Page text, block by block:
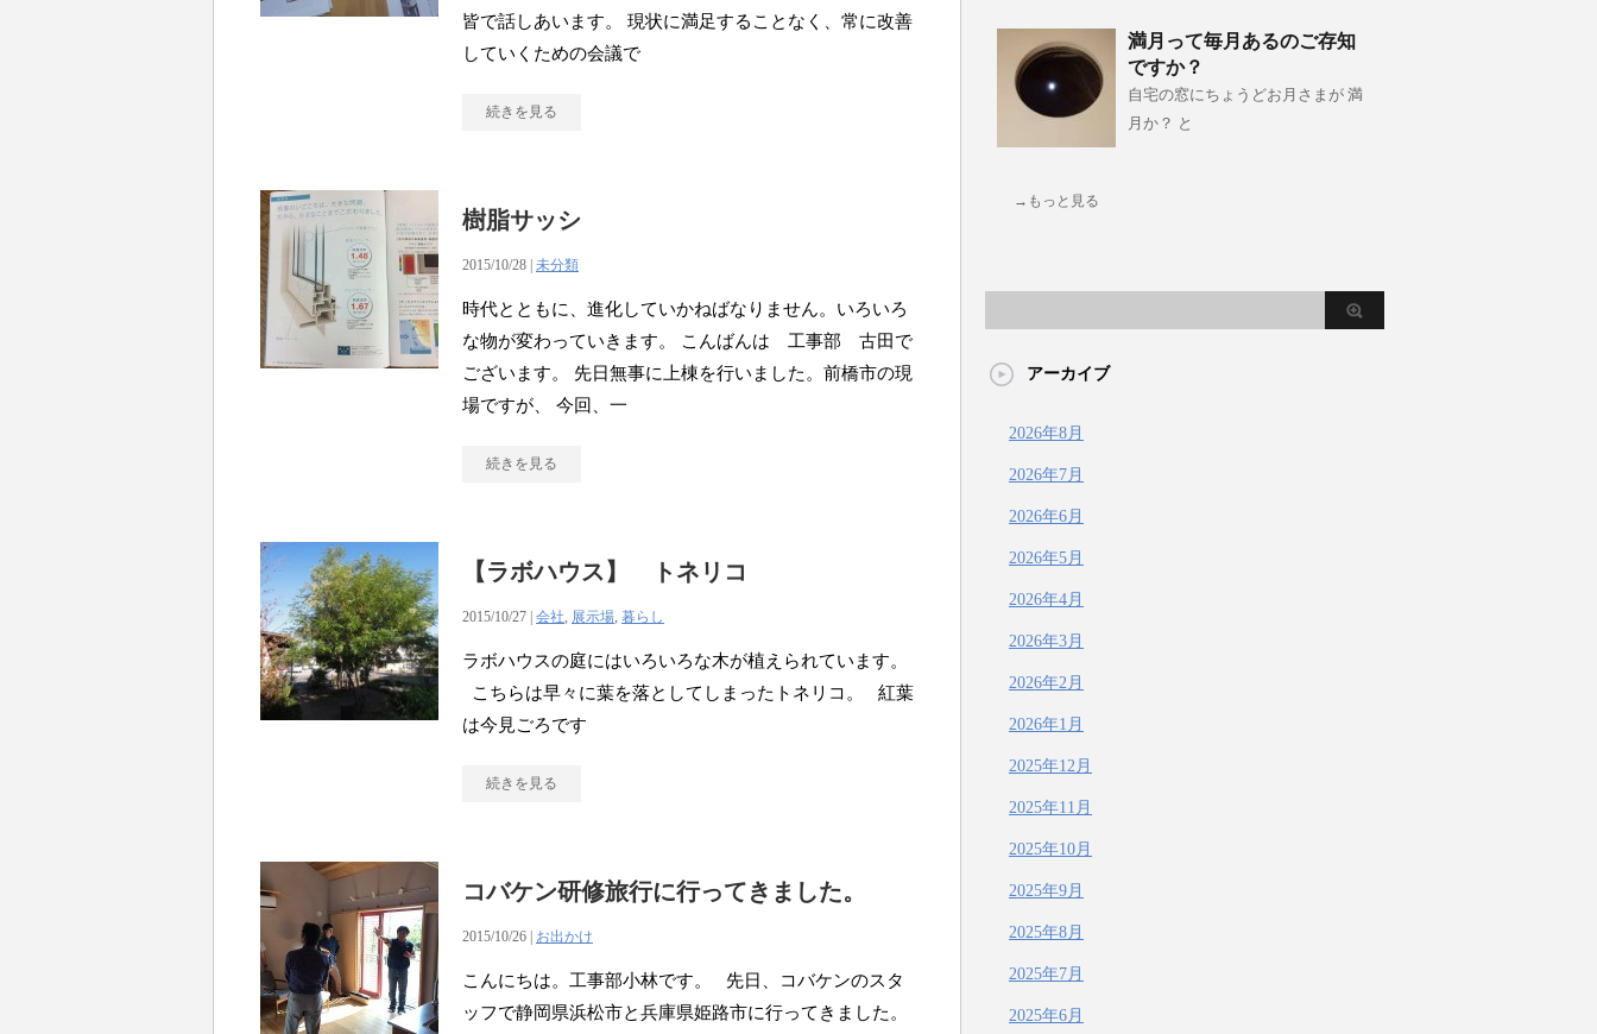
皆で話しあいます。 現状に満足することなく、常に改善
していくための会議で
続きを見る
樹脂サッシ
2015/10/28 | 未分類
時代とともに、進化していかねばなりません。いろいろ
な物が変わっていきます。 こんばんは 工事部 古田で
ございます。 先日無事に上棟を行いました。前橋市の現
場ですが、 今回、一
続きを見る
【ラボハウス】 トネリコ
2015/10/27 | 会社, 展示場, 暮らし
ラボハウスの庭にはいろいろな木が植えられています。
こちらは早々に葉を落としてしまったトネリコ。 紅葉
は今見ごろです
続きを見る
コバケン研修旅行に行ってきました。
2015/10/26 | お出かけ
こんにちは。工事部小林です。 先日、コバケンのスタ
ッフで静岡県浜松市と兵庫県姫路市に行ってきました。
満月って毎月あるのご存知
ですか？
自宅の窓にちょうどお月さまが 満
月か？ と
→もっと見る
アーカイブ
2026年8月
2026年7月
2026年6月
2026年5月
2026年4月
2026年3月
2026年2月
2026年1月
2025年12月
2025年11月
2025年10月
2025年9月
2025年8月
2025年7月
2025年6月